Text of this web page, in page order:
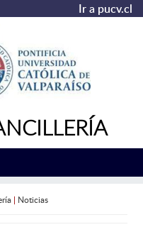
Ir a pucv.cl
| Noticias